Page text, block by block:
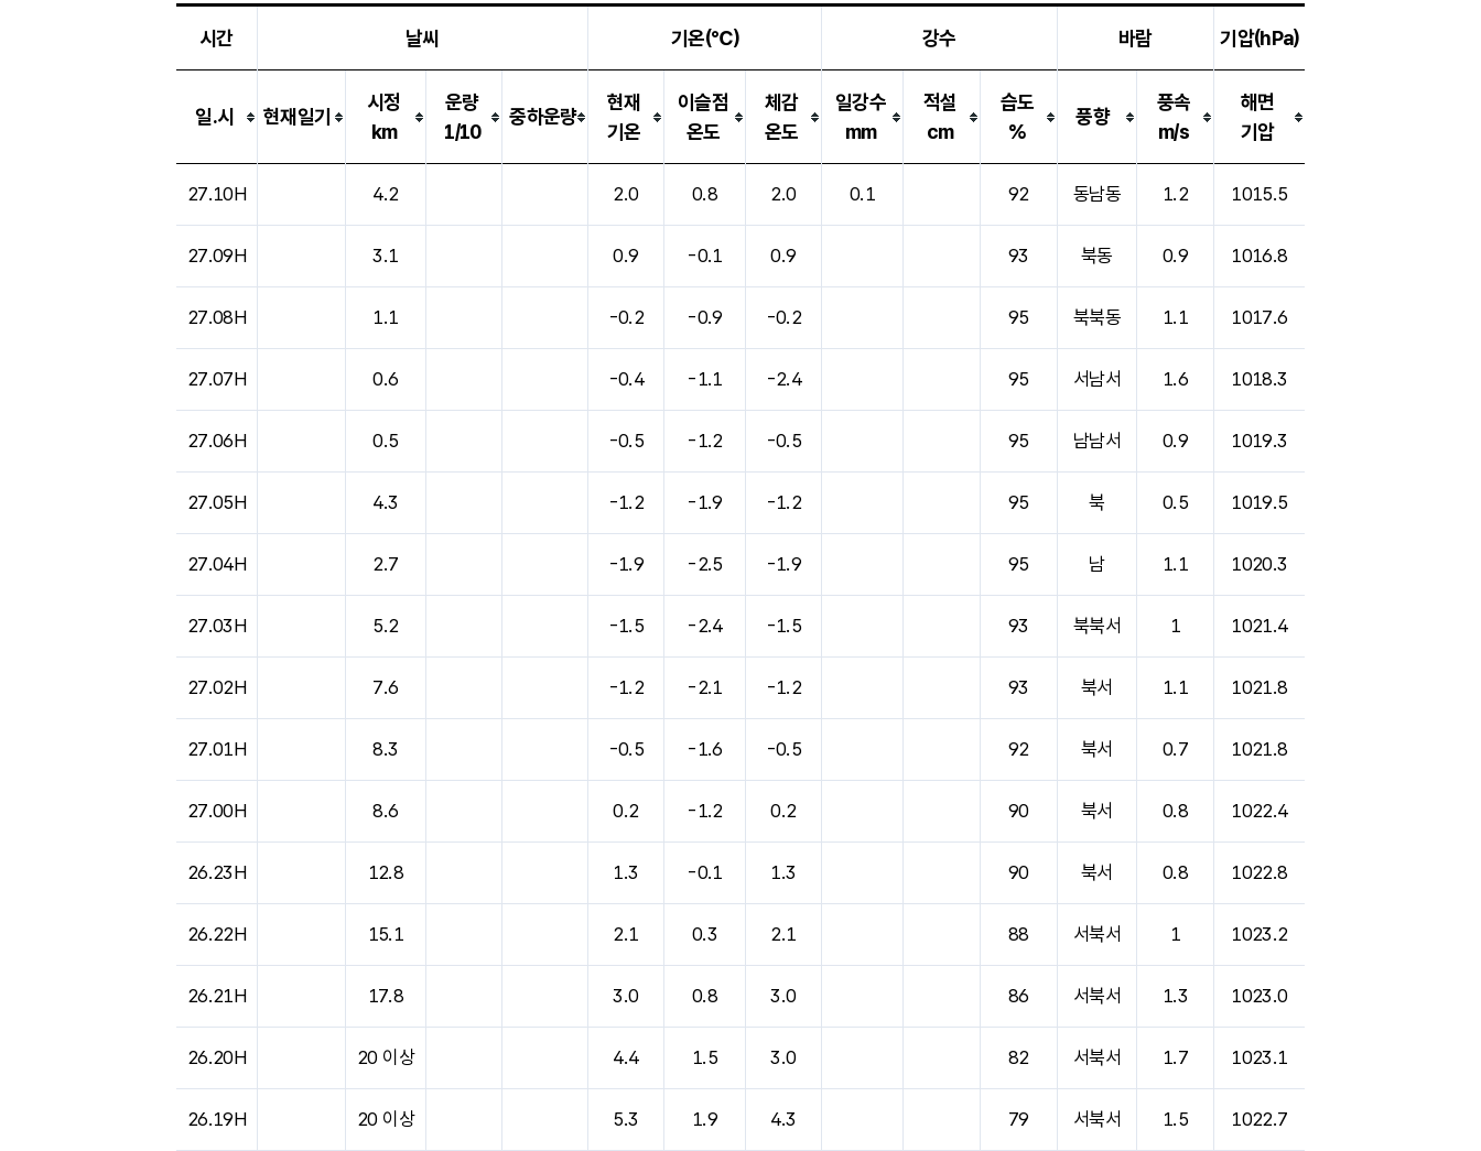
시간 날씨 기온(℃) 강수 바람 기압(hPa)
일.시 현재일기
시정
km
운량
1/10
중하운량
현재
기온
이슬점
온도
체감
온도
일강수
mm
적설
cm
습도
%
풍향
풍속
m/s
해면
기압
27.10H 4.2 2.0 0.8 2.0 0.1 92 동남동 1.2 1015.5
27.09H 3.1 0.9 -0.1 0.9 93 북동 0.9 1016.8
27.08H 1.1 -0.2 -0.9 -0.2 95 북북동 1.1 1017.6
27.07H 0.6 -0.4 -1.1 -2.4 95 서남서 1.6 1018.3
27.06H 0.5 -0.5 -1.2 -0.5 95 남남서 0.9 1019.3
27.05H 4.3 -1.2 -1.9 -1.2 95 북 0.5 1019.5
27.04H 2.7 -1.9 -2.5 -1.9 95 남 1.1 1020.3
27.03H 5.2 -1.5 -2.4 -1.5 93 북북서 1 1021.4
27.02H 7.6 -1.2 -2.1 -1.2 93 북서 1.1 1021.8
27.01H 8.3 -0.5 -1.6 -0.5 92 북서 0.7 1021.8
27.00H 8.6 0.2 -1.2 0.2 90 북서 0.8 1022.4
26.23H 12.8 1.3 -0.1 1.3 90 북서 0.8 1022.8
26.22H 15.1 2.1 0.3 2.1 88 서북서 1 1023.2
26.21H 17.8 3.0 0.8 3.0 86 서북서 1.3 1023.0
26.20H 20 이상 4.4 1.5 3.0 82 서북서 1.7 1023.1
26.19H 20 이상 5.3 1.9 4.3 79 서북서 1.5 1022.7